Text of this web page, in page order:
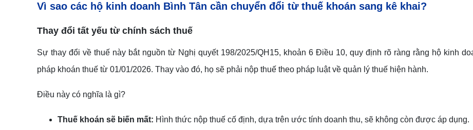
Vì sao các hộ kinh doanh Bình Tân cần chuyển đổi từ thuế khoán sang kê khai?
Thay đổi tất yếu từ chính sách thuế
Sự thay đổi về thuế này bắt nguồn từ Nghị quyết 198/2025/QH15, khoản 6 Điều 10, quy định rõ ràng rằng hộ kinh
pháp khoán thuế từ 01/01/2026. Thay vào đó, họ sẽ phải nộp thuế theo pháp luật về quản lý thuế hiện hành.
Điều này có nghĩa là gì?
Thuế khoán sẽ biến mất: Hình thức nộp thuế cố định, dựa trên ước tính doanh thu, sẽ không còn được áp dụng.